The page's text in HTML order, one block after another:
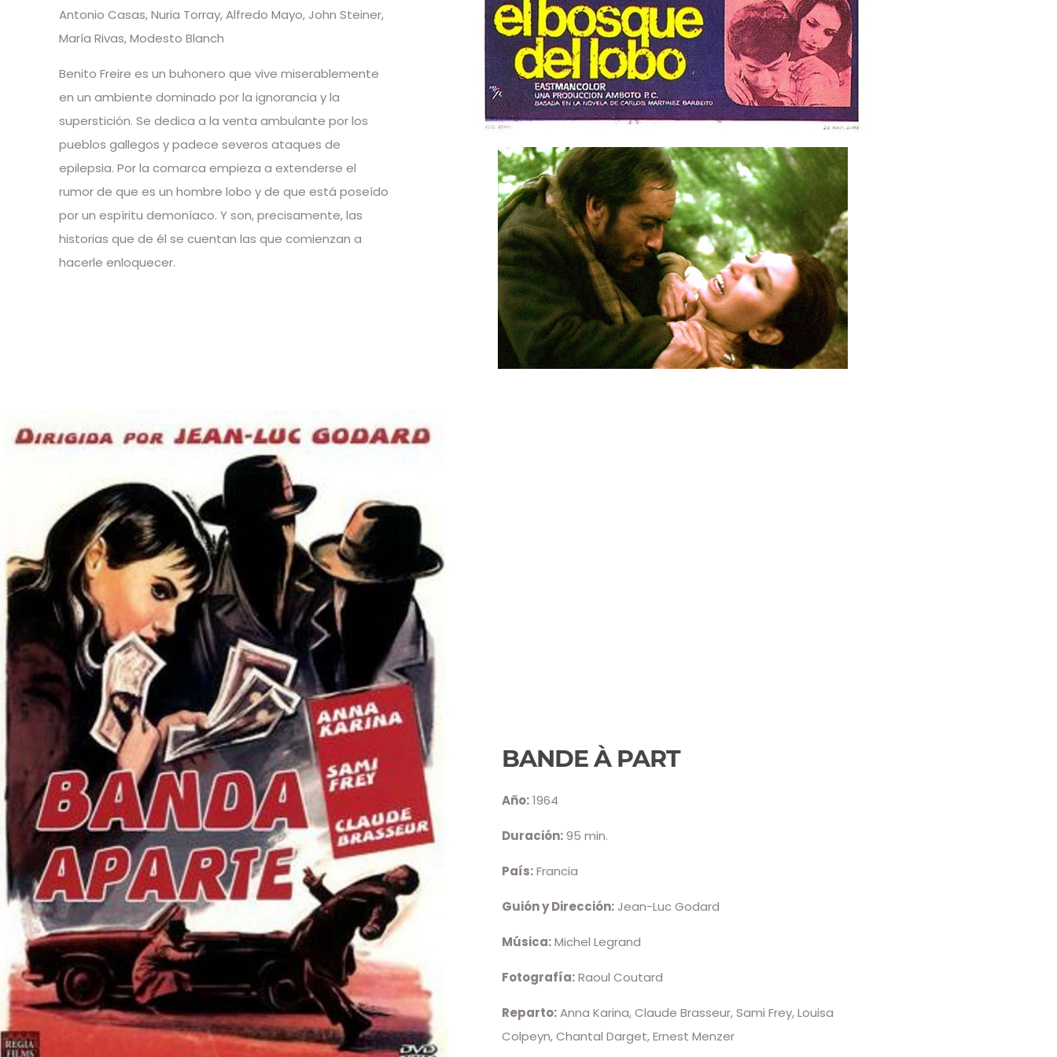
Antonio Casas, Nuria Torray, Alfredo Mayo, John Steiner,
María Rivas, Modesto Blanch
Benito Freire es un buhonero que vive miserablemente
en un ambiente dominado por la ignorancia y la
superstición. Se dedica a la venta ambulante por los
pueblos gallegos y padece severos ataques de
epilepsia. Por la comarca empieza a extenderse el
rumor de que es un hombre lobo y de que está poseído
por un espíritu demoníaco. Y son, precisamente, las
historias que de él se cuentan las que comienzan a
hacerle enloquecer.
BANDE À PART
Año:1964
Duración:95 min.
País:Francia
Guión y Dirección: Jean-Luc Godard
Música:Michel Legrand
Fotografía:Raoul Coutard
Reparto:Anna Karina, Claude Brasseur, Sami Frey, Louisa
Colpeyn, Chantal Darget, Ernest Menzer